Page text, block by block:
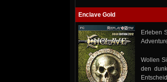
Enclave Gold
Erleben
Wollen
den